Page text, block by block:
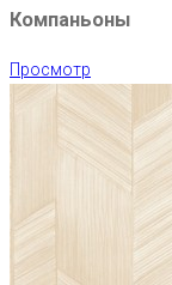
Компаньоны
Просмотр